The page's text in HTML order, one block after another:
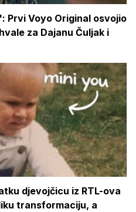
Prvi Voyo Original osvojio
za Dajanu Čuljak i
djevojčicu iz RTL-ova
transformaciju, a